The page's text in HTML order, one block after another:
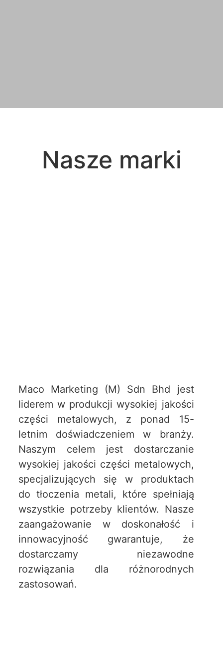
Nasze marki
Maco Marketing (M) Sdn Bhd jest
liderem w produkcji wysokiej jakości
części metalowych, z ponad 15-
letnim doświadczeniem w branży.
Naszym celem jest dostarczanie
wysokiej jakości części metalowych,
specjalizujących się w produktach
do tłoczenia metali, które spełniają
wszystkie potrzeby klientów. Nasze
zaangażowanie w doskonałość i
innowacyjność gwarantuje, że
dostarczamy niezawodne
rozwiązania dla różnorodnych
zastosowań.